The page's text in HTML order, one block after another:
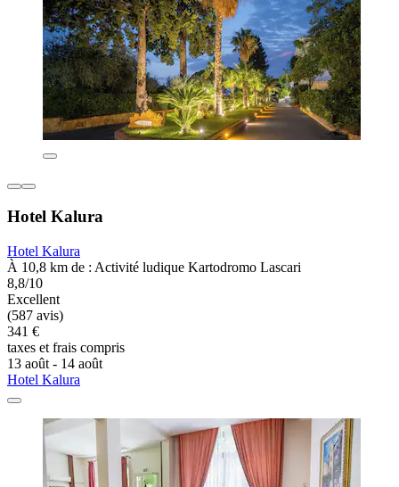
Hotel Kalura
Hotel Kalura
À 10,8 km de : Activité ludique Kartodromo Lascari
8,8/10
Excellent
(587 avis)
341 €
taxes et frais compris
13 août - 14 août
Hotel Kalura